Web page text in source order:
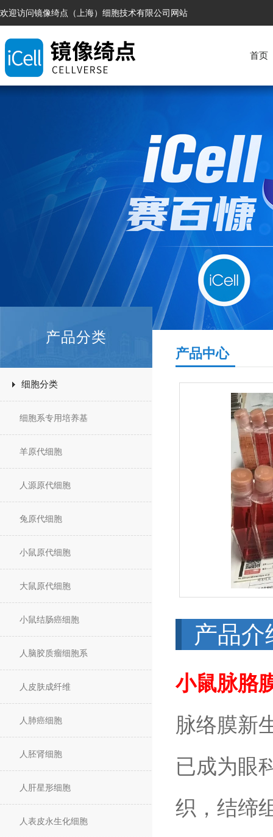
欢迎访问镜像绮点（上海）细胞技术有限公司网站
首页
产品分类
细胞分类
细胞系专用培养基
羊原代细胞
人源原代细胞
兔原代细胞
小鼠原代细胞
大鼠原代细胞
小鼠结肠癌细胞
人脑胶质瘤细胞系
人皮肤成纤维
人肺癌细胞
人胚肾细胞
人肝星形细胞
人表皮永生化细胞
产品中心
产品介
小鼠脉胳
脉络膜新
已成为眼
织，结缔